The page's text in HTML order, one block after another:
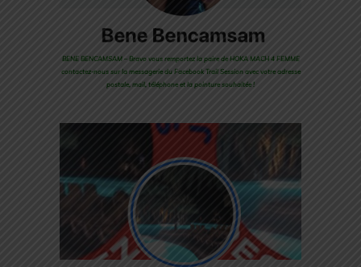
BENE BENCAMSAM – Bravo vous remportez la paire de HOKA MACH 4 FEMME
contactez-nous sur la messagerie du Facebook Trail Session avec votre adresse
postale, mail, téléphone et la pointure souhaitée !